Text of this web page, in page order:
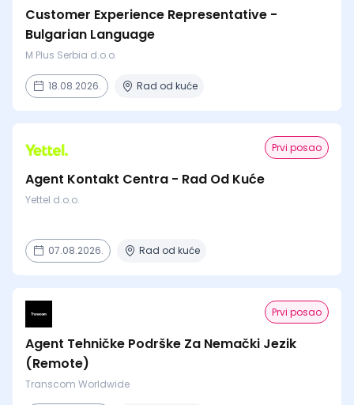
Customer Experience Representative -
Bulgarian Language
M Plus Serbia d.o.o.
18.08.2026. Rad od kuće
Prvi posao
Agent Kontakt Centra - Rad Od Kuće
Yettel d.o.o.
07.08.2026. Rad od kuće
Prvi posao
Agent Tehničke Podrške Za Nemački Jezik
(Remote)
Transcom Worldwide